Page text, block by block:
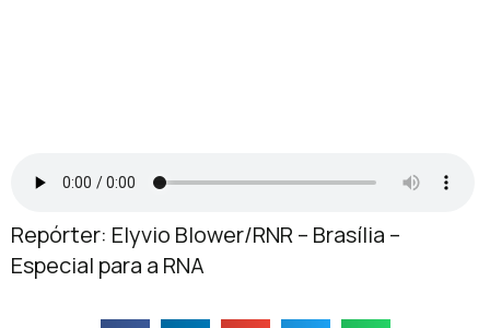
Repórter: Elyvio Blower/RNR – Brasília –
Especial para a RNA